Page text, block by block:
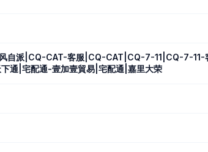
自派|CQ-CAT-客服|CQ-CAT|CQ-7-11|CQ-7-
通|宅配通-壹加壹貿易|宅配通|嘉里大荣